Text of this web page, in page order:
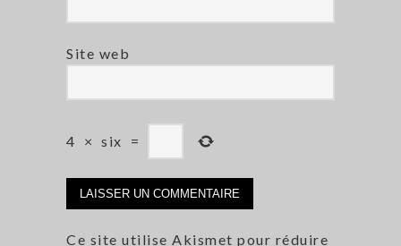
Site web
4 × six =
Ce site utilise Akismet pour réduire